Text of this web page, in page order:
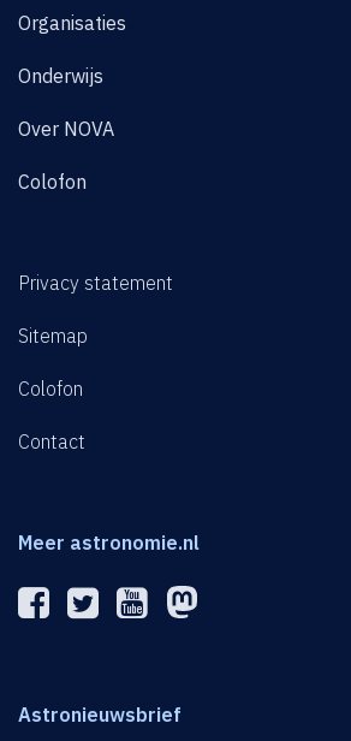
Organisaties
Onderwijs
Over NOVA
Colofon
Privacy statement
Sitemap
Colofon
Contact
Meer astronomie.nl
Astronieuwsbrief